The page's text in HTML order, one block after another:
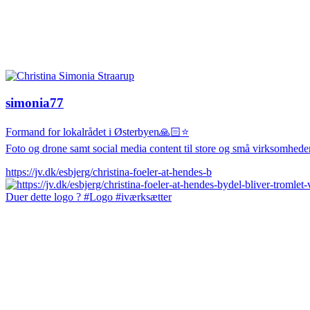
simonia77
Formand for lokalrådet i Østerbyen🙏🏻⭐️
Foto og drone samt social media content til store og små
https://jv.dk/esbjerg/christina-foeler-at-hendes-b
Duer dette logo ? #Logo #iværksætter